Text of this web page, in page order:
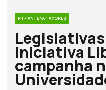
RTP ANTENA 1 AÇORES
Iniciativa
campanha